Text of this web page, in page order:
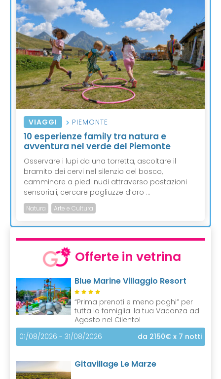
VIAGGI PIEMONTE
10 esperienze family tra natura e
avventura nel verde del Piemonte
Osservare i lupi da una torretta, ascoltare il
bramito dei cervi nel silenzio del bosco,
camminare a piedi nudi attraverso postazioni
sensoriali, cercare pagliuzze d’oro ...
Natura Arte e Cultura
Offerte in vetrina
Blue Marine Villaggio Resort
“Prima prenoti e meno paghi” per
tutta la famiglia: la tua Vacanza ad
Agosto nel Cilento!
01/08/2026 - 31/08/2026
da 2150€ x 7 notti
Gitavillage Le Marze